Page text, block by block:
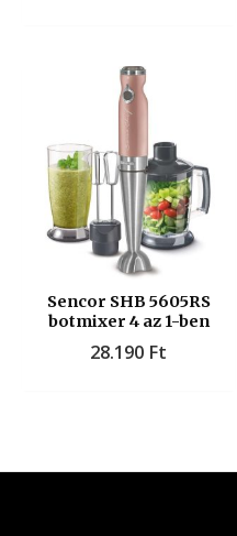
Sencor SHB 5605RS
botmixer 4 az 1-ben
28.190 Ft